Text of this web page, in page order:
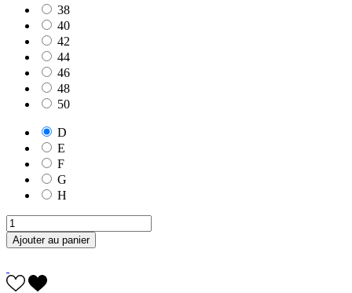
38
40
42
44
46
48
50
D
E
F
G
H
Ajouter au panier